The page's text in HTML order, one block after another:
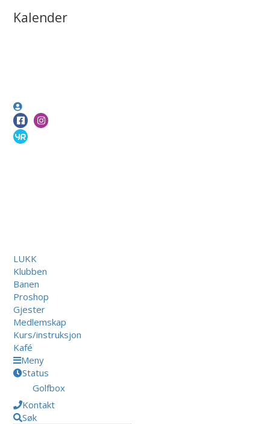
Kalender
LUKK
Klubben
Banen
Proshop
Gjester
Medlemskap
Kurs/instruksjon
Kafé
Meny
Status
Golfbox
Kontakt
Søk